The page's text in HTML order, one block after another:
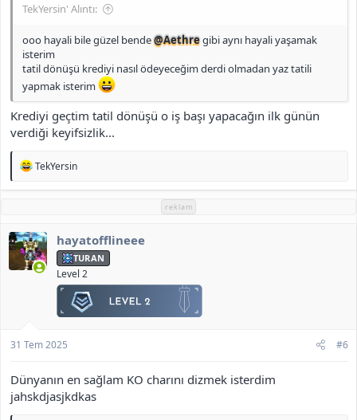
TekYersin' Alıntı:
ooo hayali bile güzel bende@Aethregibi aynı hayali yaşamak
isterim
tatil dönüşü krediyi nasıl ödeyeceğim derdi olmadan yaz tatili
yapmak isterim
Krediyi geçtim tatil dönüşü o iş başı yapacağın ilk günün
verdiği keyifsizlik...
T
p
l
e
r
:
TekYersin
reklam
hayatofflineee
TURAN
Level 2
31 Tem 2025 #6
Dünyanın en sağlam KO charını dizmek isterdim
jahskdjasjkdkas